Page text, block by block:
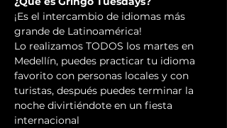
¡Es el intercambio de idiomas más
grande de Latinoamérica!
Lo realizamos TODOS los martes en
Medellín, puedes practicar tu idioma
favorito con personas locales y con
turistas, después puedes terminar la
noche divirtiéndote en un fiesta
internacional